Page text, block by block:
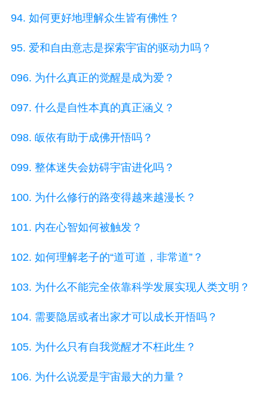
94. 如何更好地理解众生皆有佛性？
95. 爱和自由意志是探索宇宙的驱动力吗？
096. 为什么真正的觉醒是成为爱？
097. 什么是自性本真的真正涵义？
098. 皈依有助于成佛开悟吗？
099. 整体迷失会妨碍宇宙进化吗？
100. 为什么修行的路变得越来越漫长？
101. 内在心智如何被触发？
102. 如何理解老子的“道可道，非常道”？
103. 为什么不能完全依靠科学发展实现人类文明？
104. 需要隐居或者出家才可以成长开悟吗？
105. 为什么只有自我觉醒才不枉此生？
106. 为什么说爱是宇宙最大的力量？